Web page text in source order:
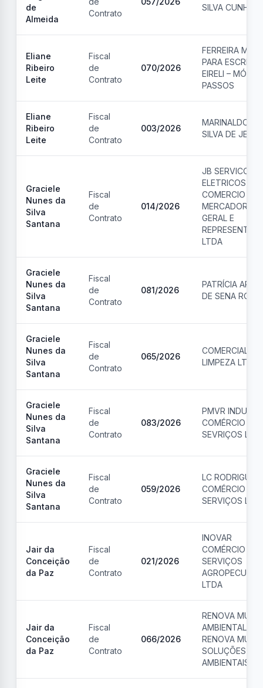
de
Almeida
Contrato
SILVA CUNHA
Eliane
Ribeiro
Leite
Fiscal
de
Contrato
070/2026
FERREIRA
PARA
EIRELI –
PASSOS
Eliane
Ribeiro
Leite
Fiscal
de
Contrato
003/2026
MARINALDO DA
SILVA DE
Graciele
Nunes da
Silva
Santana
Fiscal
de
Contrato
014/2026
JB SERVICOS
ELETRICOS,
COMERCIO DE
MERCADORIA
GERAL E
LTDA
Graciele
Nunes da
Silva
Santana
Fiscal
de
Contrato
081/2026
PATRÍCIA
DE SENA
Graciele
Nunes da
Silva
Santana
Fiscal
de
Contrato
065/2026
COMERCIAL
LIMPEZA LTDA
Graciele
Nunes da
Silva
Santana
Fiscal
de
Contrato
083/2026
PMVR
COMÉRCIO E
SEVRIÇOS
Graciele
Nunes da
Silva
Santana
Fiscal
de
Contrato
059/2026
LC RODRIGUES
COMÉRCIO E
SERVIÇOS
Jair da
Conceição
da Paz
Fiscal
de
Contrato
021/2026
INOVAR
COMÉRCIO E
SERVIÇOS
LTDA
Jair da
Conceição
da Paz
Fiscal
de
Contrato
066/2026
RENOVA
AMBIENTAL
RENOVA
SOLUÇÕES
AMBIENTAIS